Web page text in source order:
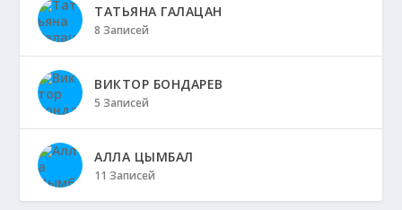
ТАТЬЯНА ГАЛАЦАН
8 Записей
ВИКТОР БОНДАРЕВ
5 Записей
АЛЛА ЦЫМБАЛ
11 Записей